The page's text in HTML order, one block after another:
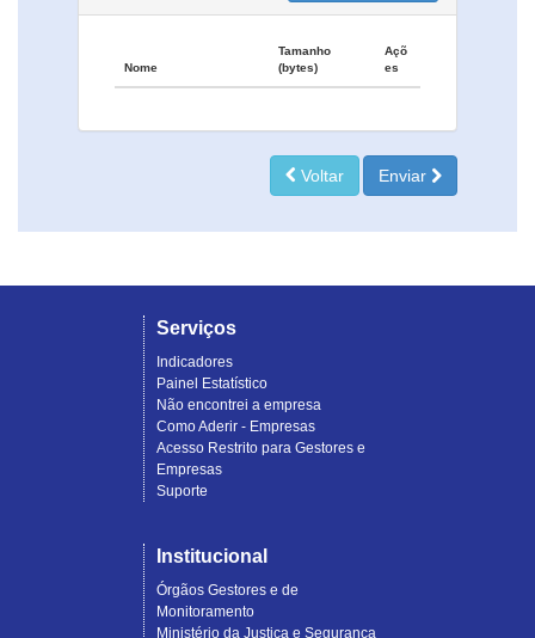
Nome
Tamanho
(bytes)
Açõ
es
Voltar Enviar
Serviços
Indicadores
Painel Estatístico
Não encontrei a empresa
Como Aderir - Empresas
Acesso Restrito para Gestores e
Empresas
Suporte
Institucional
Órgãos Gestores e de
Monitoramento
Ministério da Justiça e Segurança